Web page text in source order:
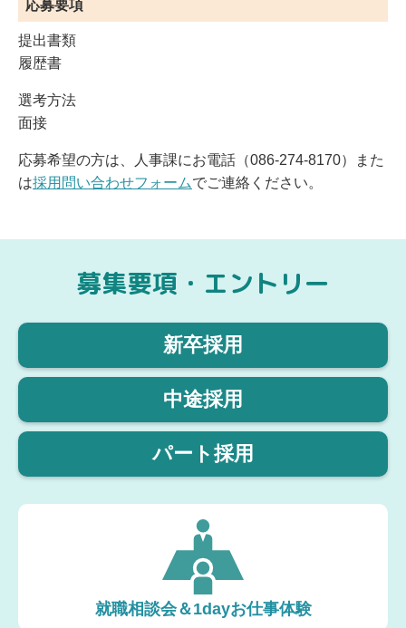
応募要項
提出書類
履歴書
選考方法
面接
応募希望の方は、人事課にお電話（086-274-8170）また
は採用問い合わせフォームでご連絡ください。
募集要項・エントリー
新卒採用
中途採用
パート採用
就職相談会＆1dayお仕事体験